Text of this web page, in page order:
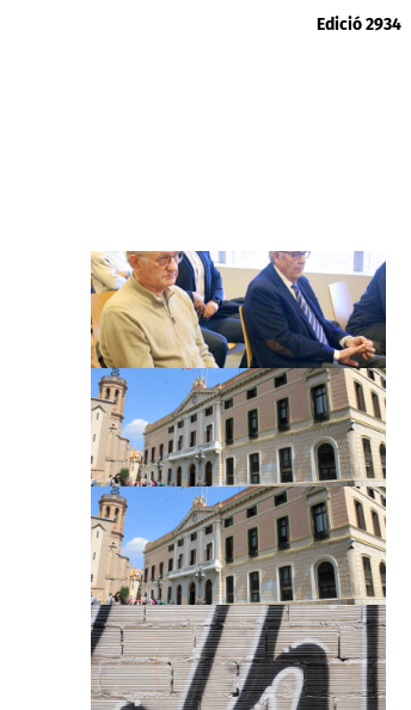
Edició 2934